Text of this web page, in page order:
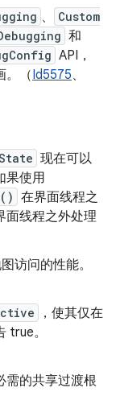
、
Custom
和
API，
。（Id5575、
现在可以
果使用
在界面线程之
面线程之外处理
访问的性能。
，使其仅在
true。
需的共享过渡根